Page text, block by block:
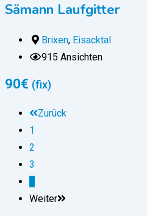
Sämann Laufgitter
Brixen, Eisacktal
915 Ansichten
90€ (fix)
Zurück
1
2
3
Weiter